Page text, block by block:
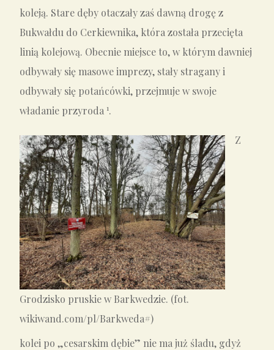
koleją. Stare dęby otaczały zaś dawną drogę z
Bukwałdu do Cerkiewnika, która została przecięta
linią kolejową. Obecnie miejsce to, w którym dawniej
odbywały się masowe imprezy, stały stragany i
odbywały się potańcówki, przejmuje w swoje
władanie przyroda 1.
Grodzisko pruskie w Barkwedzie. (fot.
wikiwand.com/pl/Barkweda#)
Z
kolei po „cesarskim dębie” nie ma już śladu, gdyż